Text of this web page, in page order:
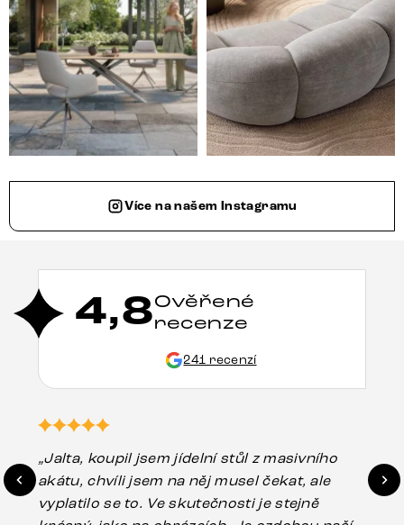
Více na našem Instagramu
4,8Ověřené
recenze
241 recenzí
„Jalta, koupil jsem jídelní stůl z masivního
akátu, chvíli jsem na něj musel čekat, ale
vyplatilo se to. Ve skutečnosti je stejně